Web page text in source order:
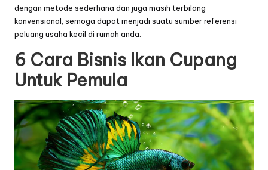
dengan metode sederhana dan juga masih terbilang
konvensional, semoga dapat menjadi suatu sumber referensi
peluang usaha kecil di rumah anda.
6 Cara Bisnis Ikan Cupang
Untuk Pemula